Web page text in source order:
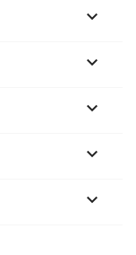




